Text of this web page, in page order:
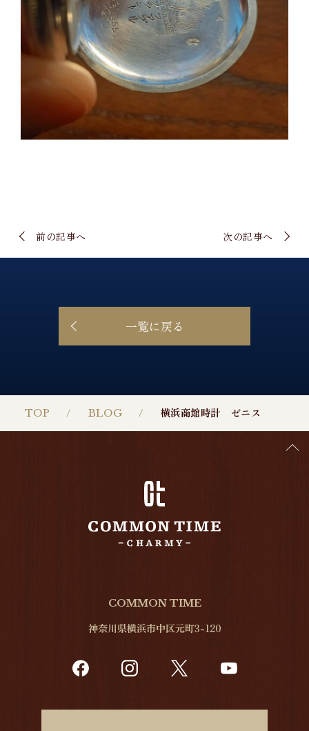
TOP BLOG 横浜商館時計 ゼニス
前の記事へ 次の記事へ
一覧に戻る
COMMON TIME
神奈川県横浜市中区元町3-120